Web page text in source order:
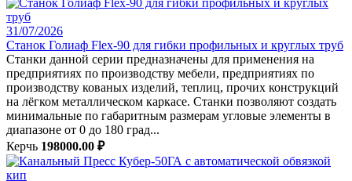
31/07/2026
Станок Голиаф Flex-90 для гибки профильных и круглых труб
Станки данной серии предназначены для применения на
предприятиях по производству мебели, предприятиях по
производству кованых изделий, теплиц, прочих конструкций
на лёгком металлическом каркасе. Станки позволяют создать
минимальные по габаритным размерам угловые элементы в
диапазоне от 0 до 180 град...
Керчь 198000.00 ₽